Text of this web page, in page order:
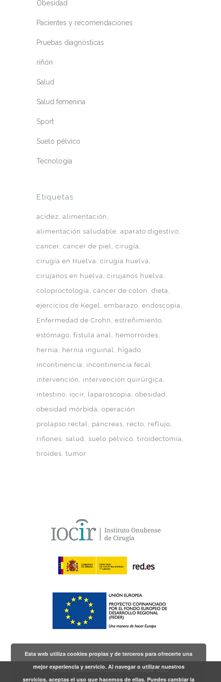
Obesidad
Pacientes y recomendaciones
Pruebas diagnósticas
riñón
Salud
Salud femenina
Sport
Suelo pélvico
Tecnología
Etiquetas
acidez alimentación
alimentación saludable aparato digestivo
cancer cancer de piel cirugía
cirugía en Huelva cirugía huelva
cirujanos en huelva cirujanos huelva
coloproctología cáncer de colon
dieta
ejercicios de Kegel embarazo endoscopia
Enfermedad de Crohn
estreñimiento
estómago fístula anal
hemorroides
hernia
hernia inguinal
hígado
incontinencia
incontinencia fecal
intervención
intervención quirúrgica
intestino
iocir laparoscopia obesidad
obesidad mórbida operación
prolapso rectal
páncreas recto
reflujo
riñones
salud suelo pélvico tiroidectomía
tiroides tumor
© IOCir Instituto Onubense de Cirugía, 2017
Esta web utiliza cookies propias y de terceros para ofrecerte una
mejor experiencia y servicio. Al navegar o utilizar nuestros
servicios, aceptas el uso que hacemos de ellas. Puedes cambiar la